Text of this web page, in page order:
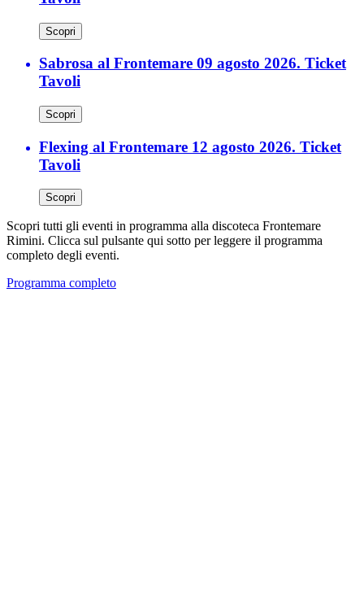
Scopri
Sabrosa al Frontemare 09 agosto 2026. Ticket
Tavoli
Scopri
Flexing al Frontemare 12 agosto 2026. Ticket
Tavoli
Scopri
Scopri tutti gli eventi in programma alla discoteca Frontemare
Rimini. Clicca sul pulsante qui sotto per leggere il programma
completo degli eventi.
Programma completo